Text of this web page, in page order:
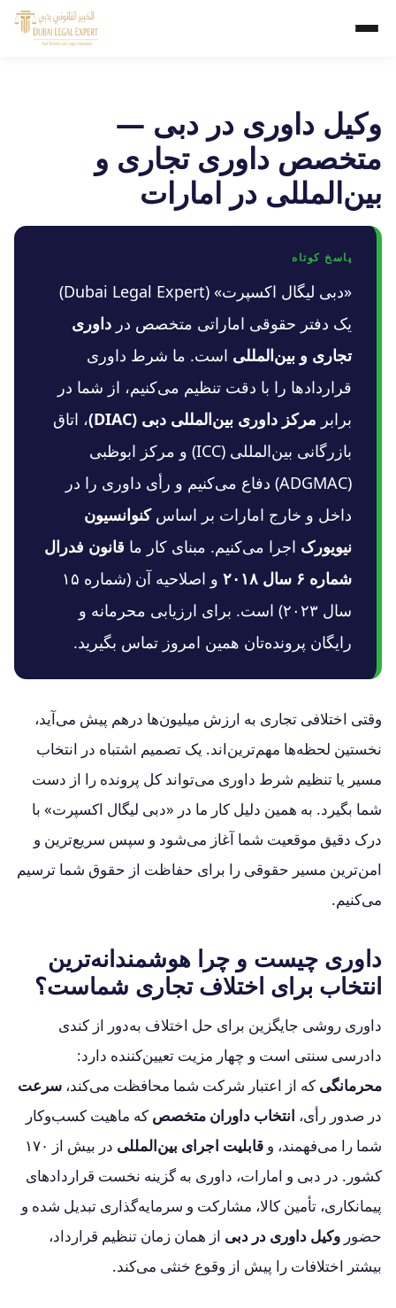
وکیل داوری در دبی —
متخصص داوری تجاری و
بین‌المللی در امارات
پاسخ کوتاه
«دبی لیگال اکسپرت» (Dubai Legal Expert)
یک دفتر حقوقی اماراتی متخصص در داوری
تجاری و بین‌المللی است. ما شرط داوری
قراردادها را با دقت تنظیم می‌کنیم، از شما در
برابر مرکز داوری بین‌المللی دبی (DIAC)
، اتاق
بازرگانی بین‌المللی (ICC) و مرکز ابوظبی
(ADGMAC) دفاع می‌کنیم و رأی داوری را در
داخل و خارج امارات بر اساسکنوانسیون
نیویورک اجرا می‌کنیم. مبنای کار ما قانون فدرال
شماره ۶ سال ۲۰۱۸
و اصلاحیه آن (شماره ۱۵
سال ۲۰۲۳) است. برای ارزیابی محرمانه و
رایگان پرونده‌تان همین امروز تماس بگیرید.
وقتی اختلافی تجاری به ارزش میلیون‌ها درهم پیش می‌آید،
نخستین لحظه‌ها مهم‌ترین‌اند. یک تصمیم اشتباه در انتخاب
مسیر یا تنظیم شرط داوری می‌تواند کل پرونده را از دست
شما بگیرد. به همین دلیل کار ما در «دبی لیگال اکسپرت» با
درک دقیق موقعیت شما آغاز می‌شود و سپس سریع‌ترین و
امن‌ترین مسیر حقوقی را برای حفاظت از حقوق شما ترسیم
می‌کنیم.
داوری چیست و چرا هوشمندانه‌ترین
انتخاب برای اختلاف تجاری شماست؟
داوری روشی جایگزین برای حل اختلاف به‌دور از کندی
دادرسی سنتی است و چهار مزیت تعیین‌کننده دارد:
محرمانگی که از اعتبار شرکت شما محافظت می‌کند، سرعت
در صدور رأی، انتخاب داوران متخصص که ماهیت کسب‌وکار
شما را می‌فهمند، و قابلیت اجرای بین‌المللی
در بیش از ۱۷۰
کشور. در دبی و امارات، داوری به گزینه نخست قراردادهای
پیمانکاری، تأمین کالا، مشارکت و سرمایه‌گذاری تبدیل شده و
حضور وکیل داوری در دبی از همان زمان تنظیم قرارداد،
بیشتر اختلافات را پیش از وقوع خنثی می‌کند.